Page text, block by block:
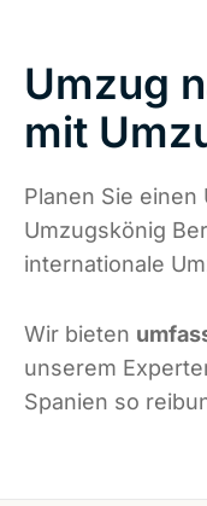
Umzug
mit
Planen Sie einen
Umzugskönig
internationale
Wir bieten
unserem
Spanien so